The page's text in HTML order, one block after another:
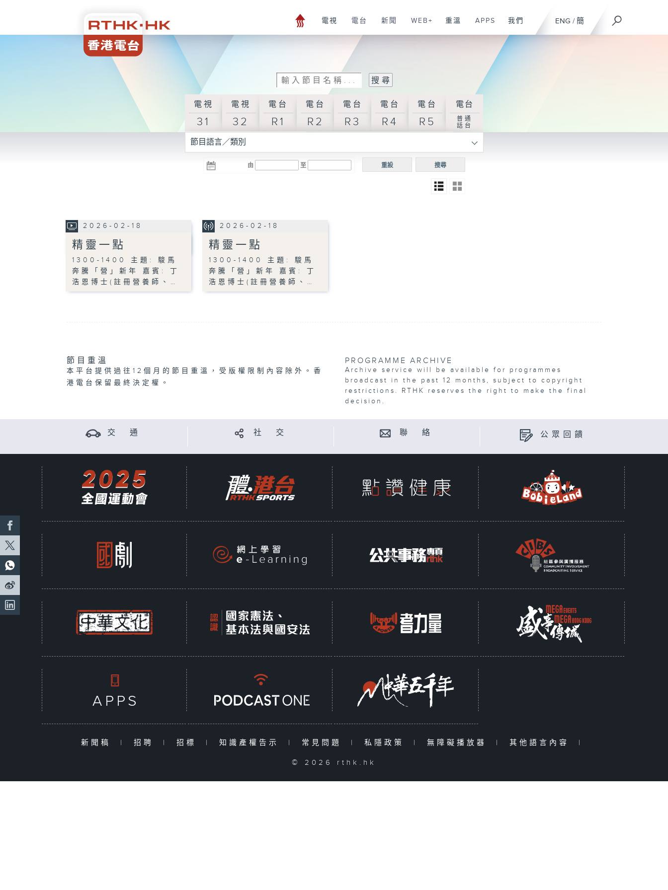
ENG / 簡
電視 電台 新聞 WEB+ 重溫 APPS 我們
電視
31
電視
32
電台
R1
電台
R2
電台
R3
電台
R4
電台
R5
電台
普通
話台
節目語言／類別
由 至 搜尋
重設
2026-02-18
精靈一點
1300-1400 主題: 駿馬
奔騰「營」新年 嘉賓: 丁
浩恩博士(註冊營養師、…
2026-02-18
精靈一點
1300-1400 主題: 駿馬
奔騰「營」新年 嘉賓: 丁
浩恩博士(註冊營養師、…
節目重溫
本平台提供過往12個月的節目重溫，受版權限制內容除外。香
港電台保留最終決定權。
PROGRAMME ARCHIVE
Archive service will be available for programmes
broadcast in the past 12 months, subject to copyright
restrictions. RTHK reserves the right to make the final
decision.
交 通 社 交 聯 絡 公眾回饋
新聞稿 | 招聘 | 招標 | 知識產權告示 | 常見問題 | 私隱政策 | 無障礙播放器 | 其他語言內容 |
© 2026 rthk.hk